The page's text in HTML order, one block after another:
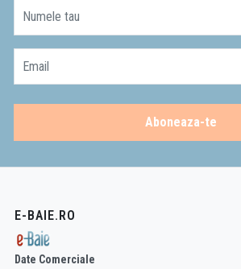
Numele tau
Email
Aboneaza-te
E-BAIE.RO
Date Comerciale